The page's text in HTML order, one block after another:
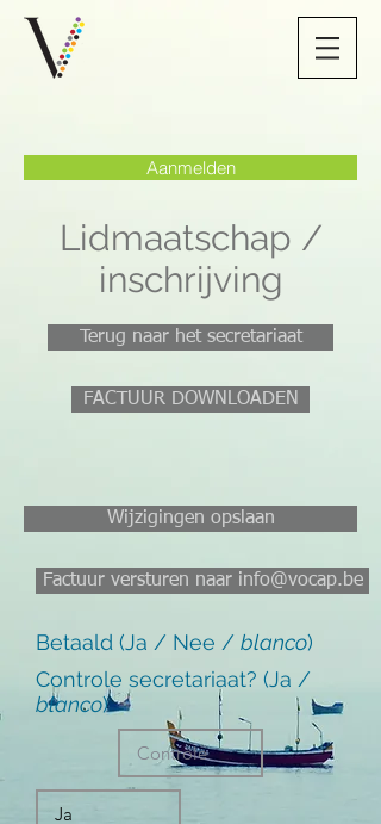
Aanmelden
Lidmaatschap /
inschrijving
Terug naar het secretariaat
FACTUUR DOWNLOADEN
Wijzigingen opslaan
Factuur versturen naar info@vocap.be
Betaald (Ja / Nee / blanco)
Controle secretariaat? (Ja /
blanco)